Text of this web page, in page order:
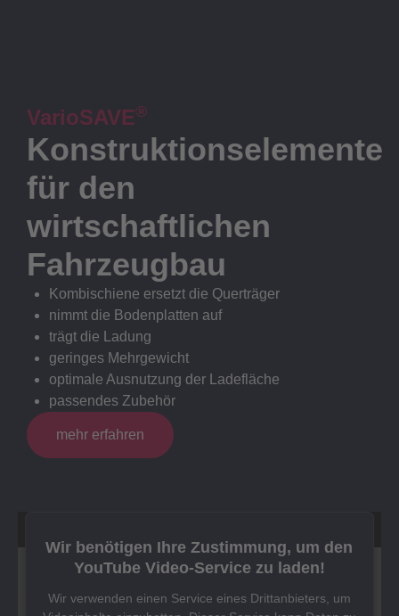
VarioSAVE®
Konstruktionselemente
für den
wirtschaftlichen
Fahrzeugbau
Kombischiene ersetzt die Querträger
nimmt die Bodenplatten auf
trägt die Ladung
geringes Mehrgewicht
optimale Ausnutzung der Ladefläche
passendes Zubehör
mehr erfahren
Wir benötigen Ihre Zustimmung, um den
YouTube Video-Service zu laden!
Wir verwenden einen Service eines Drittanbieters, um